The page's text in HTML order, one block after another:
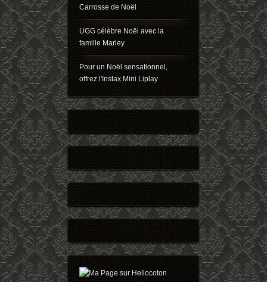
Carrosse de Noël
UGG célèbre Noël avec la
famille Marley
Pour un Noël sensationnel,
offrez l'Instax Mini Liplay